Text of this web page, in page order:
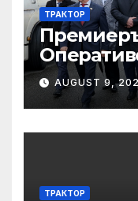
ТРАКТОР
по
готови
AUGUST 9,
ТРАКТОР